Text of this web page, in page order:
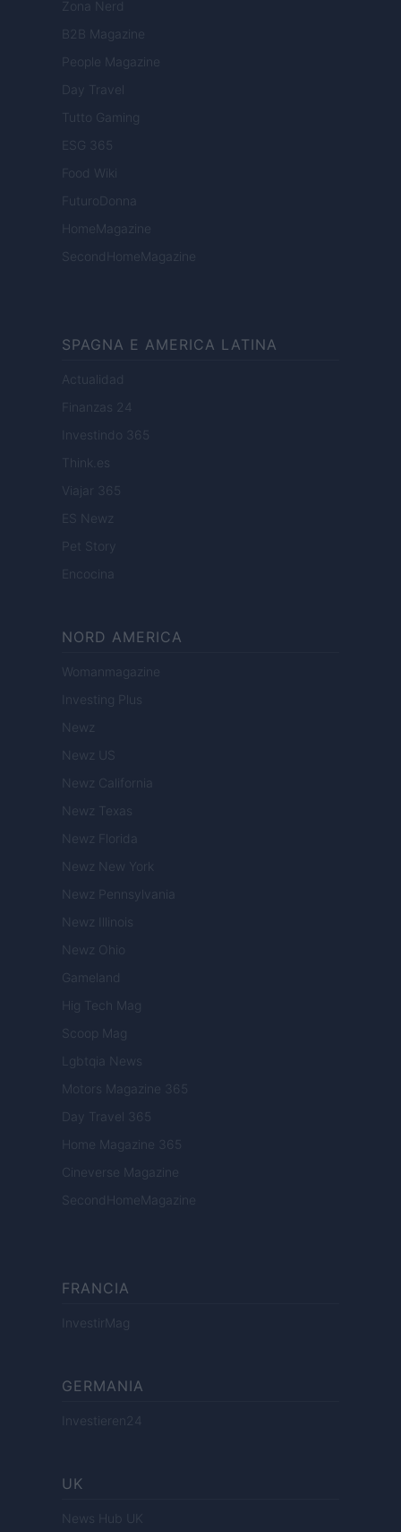
Zona Nerd
B2B Magazine
People Magazine
Day Travel
Tutto Gaming
ESG 365
Food Wiki
FuturoDonna
HomeMagazine
SecondHomeMagazine
SPAGNA E AMERICA LATINA
Actualidad
Finanzas 24
Investindo 365
Think.es
Viajar 365
ES Newz
Pet Story
Encocina
NORD AMERICA
Womanmagazine
Investing Plus
Newz
Newz US
Newz California
Newz Texas
Newz Florida
Newz New York
Newz Pennsylvania
Newz Illinois
Newz Ohio
Gameland
Hig Tech Mag
Scoop Mag
Lgbtqia News
Motors Magazine 365
Day Travel 365
Home Magazine 365
Cineverse Magazine
SecondHomeMagazine
FRANCIA
InvestirMag
GERMANIA
Investieren24
UK
News Hub UK